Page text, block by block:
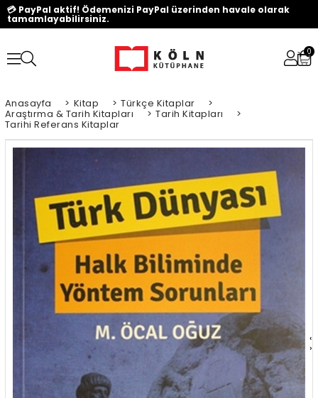
💳 PayPal aktif! Ödemenizi PayPal üzerinden havale olarak
tamamlayabilirsiniz.
0
Anasayfa > Kitap > Türkçe Kitaplar >
Araştırma & Tarih Kitapları > Tarih Kitapları >
Tarihi Referans Kitaplar
‹
›